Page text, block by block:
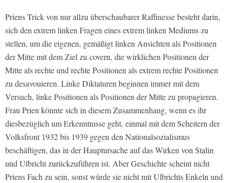
Priens Trick von nur allzu überschaubarer Raffinesse besteht darin,
sich den extrem linken Fragen eines extrem linken Mediums zu
stellen, um die eigenen, gemäßigt linken Ansichten als Positionen
der Mitte mit dem Ziel zu covern, die wirklichen Positionen der
Mitte als rechte und rechte Positionen als extrem rechte Positionen
zu desavouieren. Linke Diktaturen beginnen immer mit dem
Versuch, linke Positionen als Positionen der Mitte zu propagieren.
Frau Prien könnte sich in diesem Zusammenhang, wenn es ihr
diesbezüglich um Erkenntnisse geht, einmal mit dem Scheitern der
Volksfront 1932 bis 1939 gegen den Nationalsozialismus
beschäftigen, das in der Hauptursache auf das Wirken von Stalin
und Ulbricht zurückzuführen ist. Aber Geschichte scheint nicht
Priens Fach zu sein, sonst würde sie nicht mit Ulbrichts Enkeln und